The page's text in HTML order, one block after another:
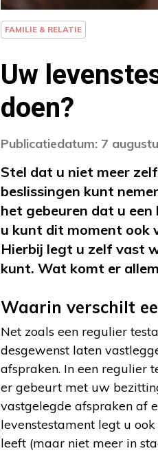
FAMILIE & RELATIE
Uw
doen?
Publicatiedatum: 7
Stel dat u niet meer
beslissingen kunt
het gebeuren dat u
u kunt dit moment ook
Hierbij legt u zelf vast
kunt. Wat komt er
Waarin verschilt
Net zoals een regulier
desgewenst laten
afspraken. In een regulier
er gebeurt met uw
vastgelegde afspraken af
levenstestament legt u
leeft (maar niet meer in